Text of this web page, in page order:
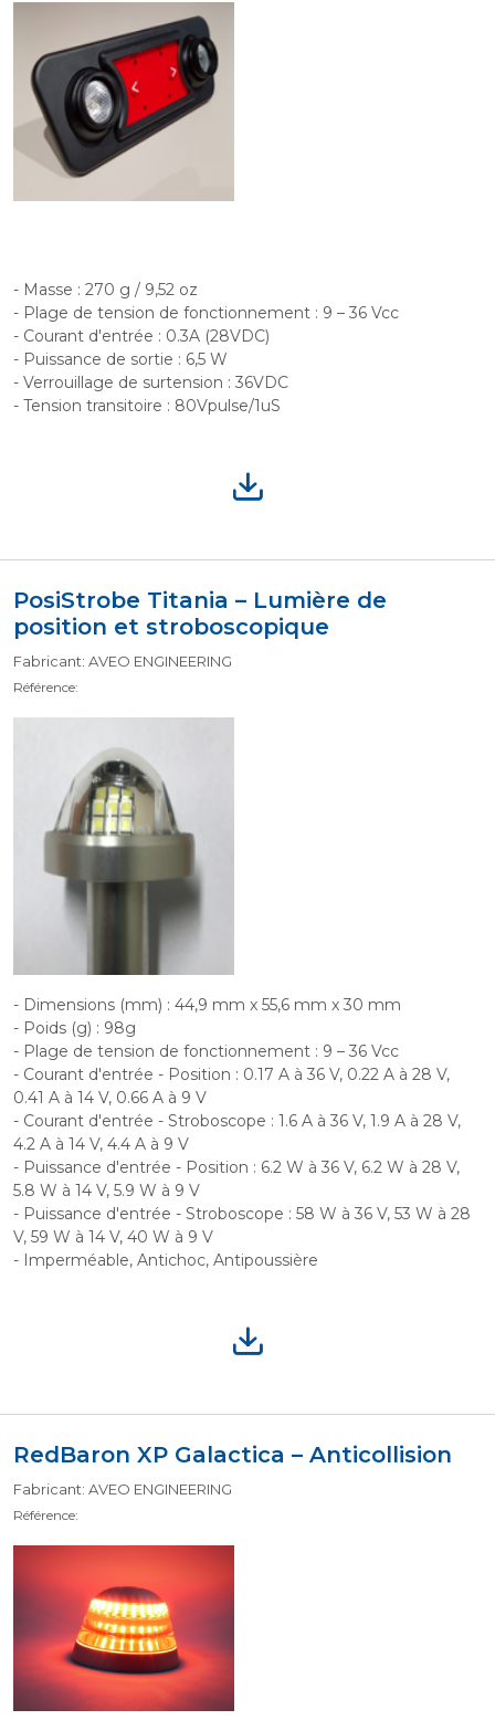
- Masse : 270 g / 9,52 oz
- Plage de tension de fonctionnement : 9 – 36 Vcc
- Courant d'entrée : 0.3A (28VDC)
- Puissance de sortie : 6,5 W
- Verrouillage de surtension : 36VDC
- Tension transitoire : 80Vpulse/1uS
PosiStrobe Titania – Lumière de
position et stroboscopique
Fabricant: AVEO ENGINEERING
Référence:
- Dimensions (mm) : 44,9 mm x 55,6 mm x 30 mm
- Poids (g) : 98g
- Plage de tension de fonctionnement : 9 – 36 Vcc
- Courant d'entrée - Position : 0.17 A à 36 V, 0.22 A à 28 V,
0.41 A à 14 V, 0.66 A à 9 V
- Courant d'entrée - Stroboscope : 1.6 A à 36 V, 1.9 A à 28 V,
4.2 A à 14 V, 4.4 A à 9 V
- Puissance d'entrée - Position : 6.2 W à 36 V, 6.2 W à 28 V,
5.8 W à 14 V, 5.9 W à 9 V
- Puissance d'entrée - Stroboscope : 58 W à 36 V, 53 W à 28
V, 59 W à 14 V, 40 W à 9 V
- Imperméable, Antichoc, Antipoussière
RedBaron XP Galactica – Anticollision
Fabricant: AVEO ENGINEERING
Référence: